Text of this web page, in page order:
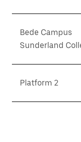
Bede Campus
Sunderland
Platform 2